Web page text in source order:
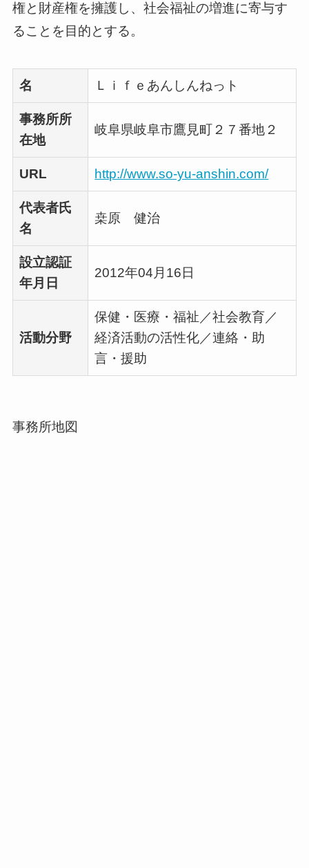
権と財産権を擁護し、社会福祉の増進に寄与す
ることを目的とする。
名 Ｌｉｆｅあんしんねっト
事務所所
在地
岐阜県岐阜市鷹見町２７番地２
URL http://www.so-yu-anshin.com/
代表者氏
名
桒原 健治
設立認証
年月日
2012年04月16日
活動分野
保健・医療・福祉／社会教育／
経済活動の活性化／連絡・助
言・援助
事務所地図